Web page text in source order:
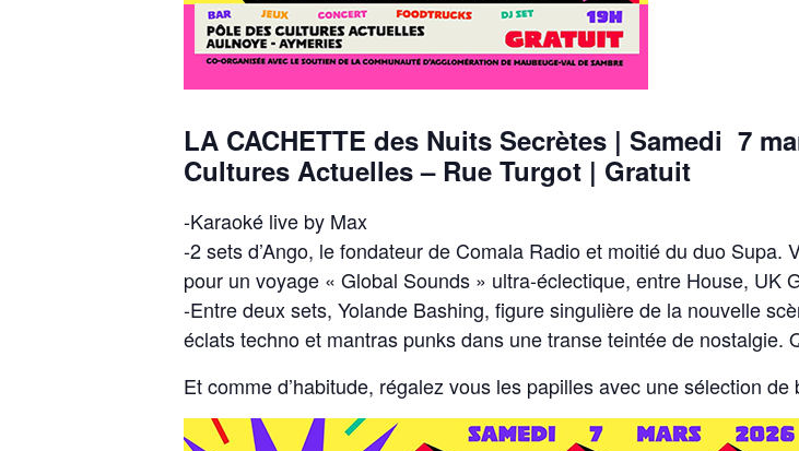
LA CACHETTE des Nuits Secrètes | Samedi 7
Cultures Actuelles – Rue Turgot | Gratuit
-Karaoké live by Max
-2 sets d’Ango, le fondateur de Comala Radio et moitié du duo
pour un voyage « Global Sounds » ultra-éclectique, entre House, UK
-Entre deux sets, Yolande Bashing, figure singulière de la nouvelle
éclats techno et mantras punks dans une transe teintée de
Et comme d’habitude, régalez vous les papilles avec une sélection